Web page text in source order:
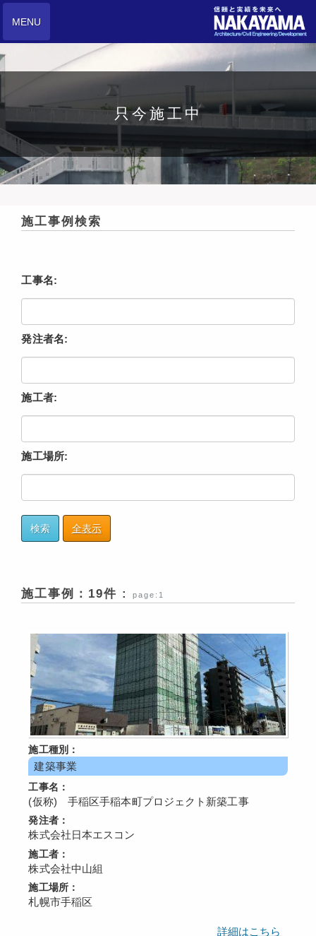
MENU
只今施工中
施工事例検索
工事名:
発注者名:
施工者:
施工場所:
検索 全表示
施工事例：19件 :page:1
施工種別：
建築事業
工事名：
(仮称) 手稲区手稲本町プロジェクト新築工事
発注者：
株式会社日本エスコン
施工者：
株式会社中山組
施工場所：
札幌市手稲区
詳細はこちら